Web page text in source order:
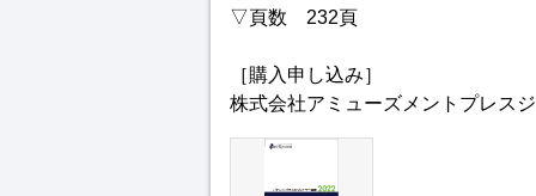
▽頁数 232頁
［購入申し込み］
株式会社アミューズメントプレス